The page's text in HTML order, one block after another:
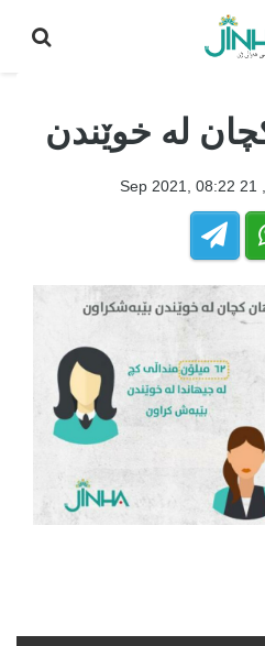
لە خوێندن